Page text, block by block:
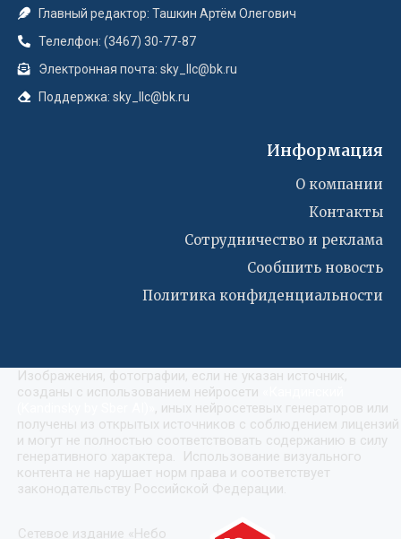
Главный редактор: Ташкин Артём Олегович
Телелфон: (3467) 30-77-87
Электронная почта: sky_llc@bk.ru
Поддержка: sky_llc@bk.ru
Информация
О компании
Контакты
Сотрудничество и реклама
Сообшить новость
Политика конфиденциальности
Изображения, фотографии, если не указан источник,
созданы с использованием нейросети
, иных нейросетевых генераторов или
получены из открытых источников с соблюдением лицензий
и могут не полностью соответствовать содержанию в силу
генеративного характера. Использование визуального
контента не нарушает норм права и соответствует
законодательству Российской Федерации.
Сетевое издание «Небо